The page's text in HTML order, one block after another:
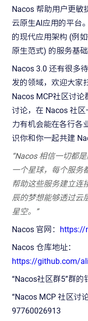
Nacos 帮助用户更敏
云原生AI应用的平台
的现代应用架构 (例
原生范式) 的服务基础
Nacos 3.0 还有很多
发的领域，欢迎大家
Nacos MCP社区讨
讨论，在 Nacos 社
力有机会能在各行各
识你和你一起共建
“Nacos 相信一切都
一个星球，每个服务
帮助这些服务建立连
辰的梦想能够透过云
星空。”
Nacos 官网： https://
Nacos 仓库地址：
https://github.com/
“Nacos社区群5”群
“Nacos MCP 社区讨
97760026913